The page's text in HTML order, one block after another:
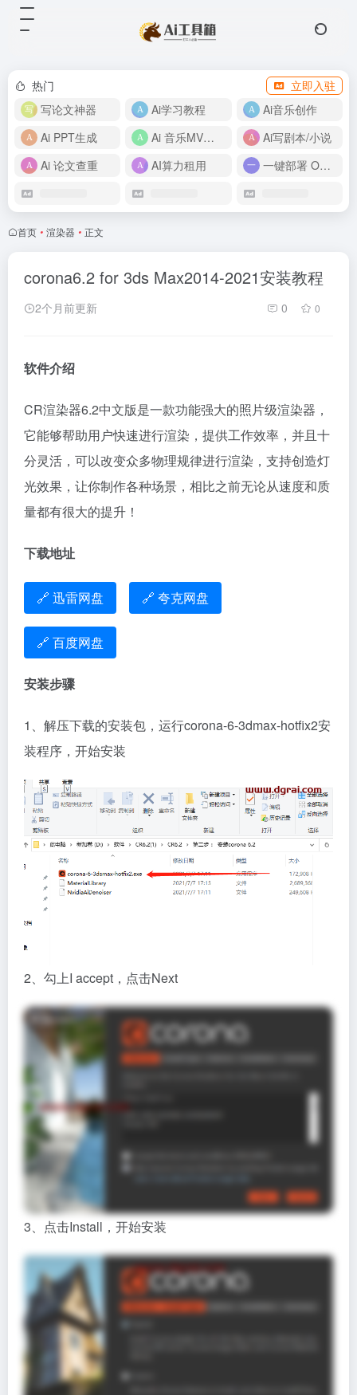
热门
立即入驻
写论文神器
Ai学习教程
Ai音乐创作
Ai PPT生成
Ai 音乐MV制作
Ai写剧本/小说
Ai 论文查重
AI算力租用 一键部署 OpenClaw
首页 • 渲染器 • 正文
corona6.2 for 3ds Max2014-2021安装教程
2个月前更新 0 0
软件介绍
CR渲染器6.2中文版是一款功能强大的照片级渲染器，
它能够帮助用户快速进行渲染，提供工作效率，并且十
分灵活，可以改变众多物理规律进行渲染，支持创造灯
光效果，让你制作各种场景，相比之前无论从速度和质
量都有很大的提升！
下载地址
🔗 迅雷网盘 🔗 夸克网盘
🔗 百度网盘
安装步骤
1、解压下载的安装包，运行corona-6-3dmax-hotfix2安
装程序，开始安装
2、勾上I accept，点击Next
3、点击Install，开始安装